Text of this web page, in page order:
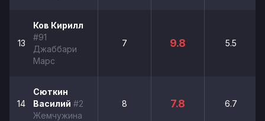
13
Ков Кирилл
#91
Джаббари
Марс
7 9.8 5.5
14
Сюткин
Василий #2
Жемчужина
8 7.8 6.7